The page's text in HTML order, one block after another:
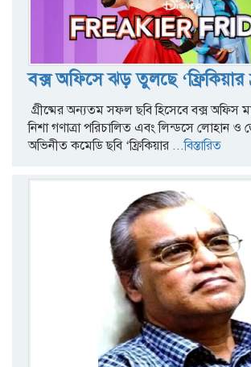
বক্স অফিসে ঝড় তুলছে ‘ফ্রিকিয়ার
গ্রীষ্মের অন্যতম সফল ছবি হিসেবে বক্স অফিস
নিশা গণাত্রা পরিচালিত এবং লিন্ডসে লোহান ও
অভিনীত কমেডি ছবি ‘ফ্রিকিয়ার ...বিস্তারিত